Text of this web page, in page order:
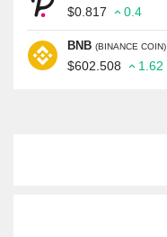
$0.817 0.4
BNB (BINANCE COIN)
$602.508 1.62